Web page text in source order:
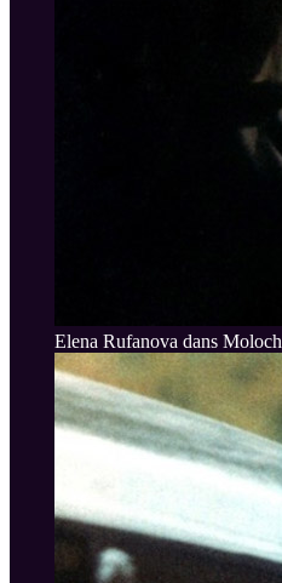
Elena Rufanova dans Moloch